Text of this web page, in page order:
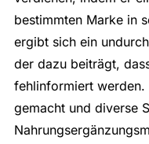
bestimmten Marke in
ergibt sich ein
der dazu beiträgt,
fehlinformiert werden.
gemacht und diverse